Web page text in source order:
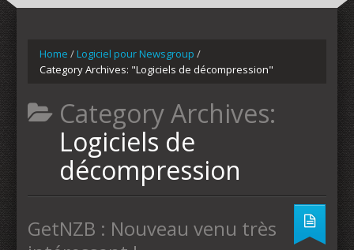
Home /Logiciel pour Newsgroup /
Category Archives: "Logiciels de décompression"
Category Archives:
Logiciels de
décompression
GetNZB : Nouveau venu très